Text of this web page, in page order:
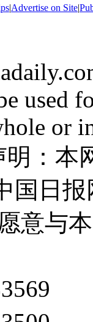
|Advertise on Site|
used
or
明：
国日
意与